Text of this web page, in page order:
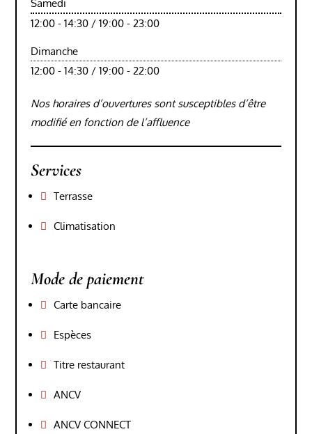
Samedi
12:00 - 14:30 / 19:00 - 23:00
Dimanche
12:00 - 14:30 / 19:00 - 22:00
Nos horaires d’ouvertures sont susceptibles d’être
modifié en fonction de l’affluence
Services
 Terrasse
 Climatisation
Mode de paiement
 Carte bancaire
 Espèces
 Titre restaurant
 ANCV
 ANCV CONNECT